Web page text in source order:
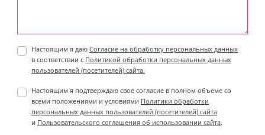
Настоящим я даю Согласие на обработку персональных данных
в соответствии с Политикой обработки персональных данных
пользователей (посетителей) сайта.
Настоящим я подтверждаю свое согласие в полном объеме со
всеми положениями и условиями Политики обработки
персональных данных пользователей (посетителей) сайта
и Пользовательского соглашения об использовании сайта.